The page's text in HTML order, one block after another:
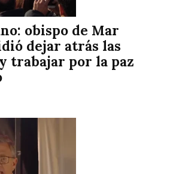
obispo de Mar
dejar atrás las
trabajar por la paz